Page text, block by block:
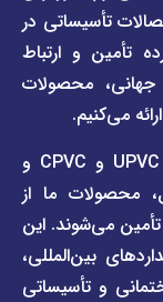
در
به‌عنوان واردکننده مستقیم لوله و اتصالات UPVC و CPVC و
از
این
سریع
صفحه
لیست
قیمت
صفحه
برند
پیمتاش
صفحه
برند
فاراب
سریع
درباره
ما
قوانین
و
مقررات
وبلاگ
خبری